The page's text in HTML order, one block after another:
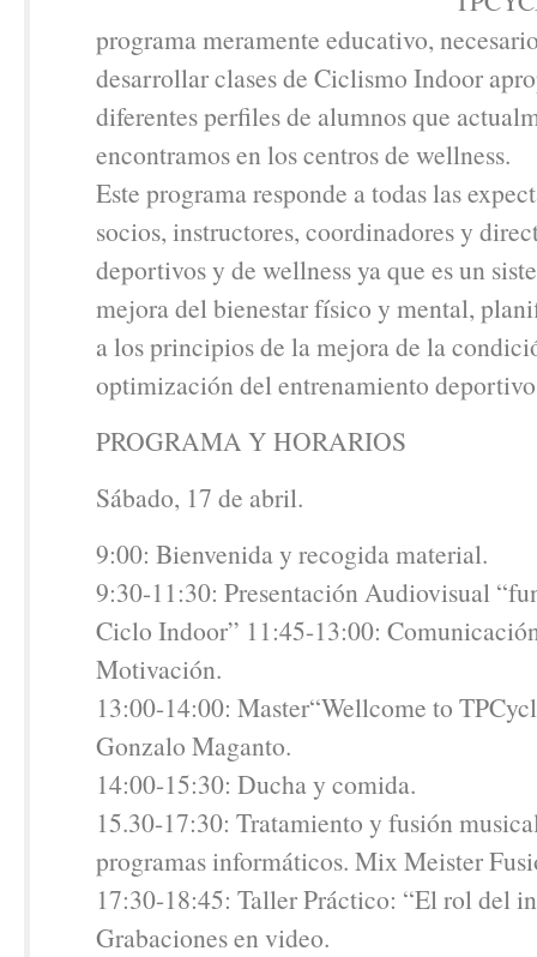
programa meramente educativo,
desarrollar clases de Ciclismo Indoor
diferentes perfiles de alumnos que
encontramos en los centros de wellness.
Este programa responde a todas las
socios, instructores, coordinadores y
deportivos y de wellness ya que es un
mejora del bienestar físico y mental,
a los principios de la mejora de la
optimización del entrenamiento
PROGRAMA Y HORARIOS
Sábado, 17 de abril.
9:00: Bienvenida y recogida material.
9:30-11:30: Presentación Audiovisual
Ciclo Indoor” 11:45-13:00:
Motivación.
13:00-14:00: Master“Wellcome to
Gonzalo Maganto.
14:00-15:30: Ducha y comida.
15.30-17:30: Tratamiento y fusión
programas informáticos. Mix Meister
17:30-18:45: Taller Práctico: “El rol del
Grabaciones en video.